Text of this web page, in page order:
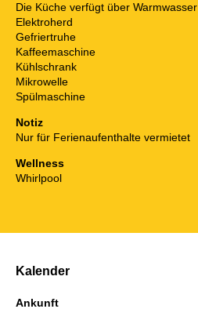
Die Küche verfügt über Warmwasser
Elektroherd
Gefriertruhe
Kaffeemaschine
Kühlschrank
Mikrowelle
Spülmaschine
Notiz
Nur für Ferienaufenthalte vermietet
Wellness
Whirlpool
Kalender
Ankunft